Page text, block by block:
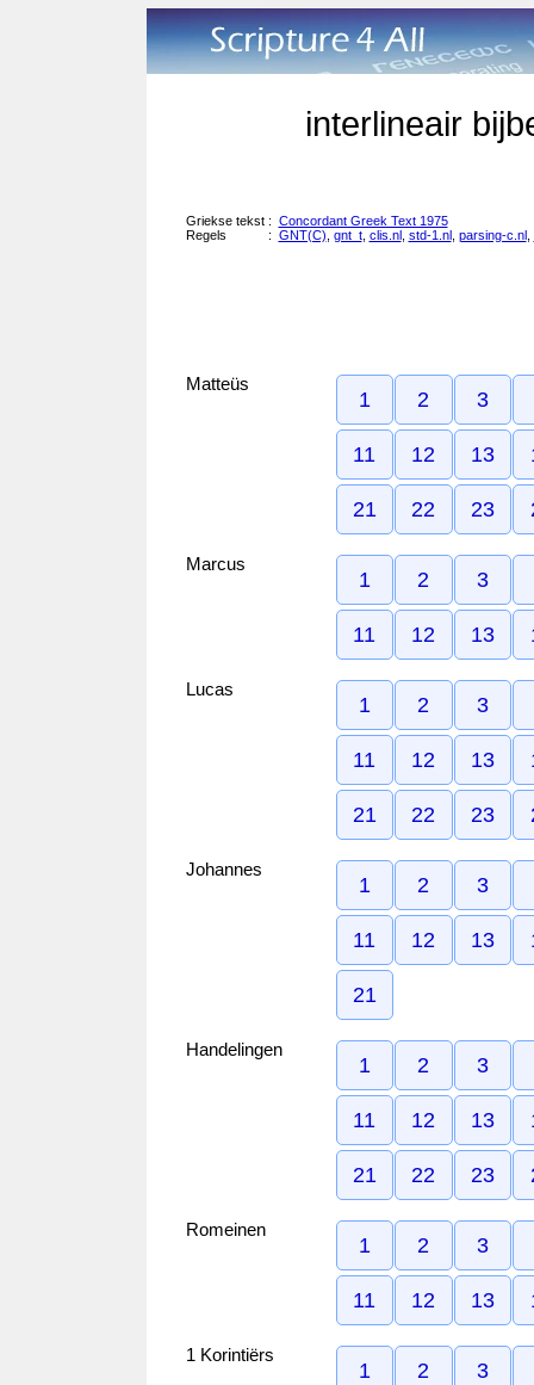
interlineair
Griekse tekst : Concordant Greek Text 1975
Regels
: GNT(C) gnt_t, clis.nl std-1.nl parsing-c.nl
Matteüs
1 2 3
11 12 13
21 22 23
Marcus
1 2 3
11 12 13
Lucas
1 2 3
11 12 13
21 22 23
Johannes
1 2 3
11 12 13
21
Handelingen
1 2 3
11 12 13
21 22 23
Romeinen
1 2 3
11 12 13
1 Korintiërs
1 2 3